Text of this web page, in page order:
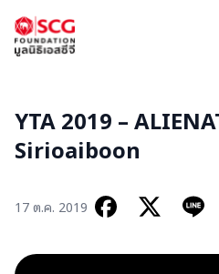
YTA 2019 –
Sirioaiboon
17 ต.ค. 2019